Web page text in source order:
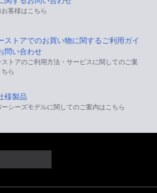
客様はこちら
ストアでのお買い物に関するご利用ガイ
問い合わせ
ストアのご利用方法・サービスに関してのご案
ら
様製品
ーシーズモデルに関してのご案内はこちら